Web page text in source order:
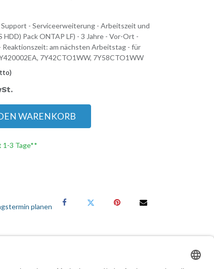
- Serviceerweiterung - Arbeitszeit und
Pack ONTAP LF) - 3 Jahre - Vor-Ort -
am nächsten Arbeitstag - für
7Y42CTO1WW, 7Y58CTO1WW
WARENKORB
1-3 Tage**
planen